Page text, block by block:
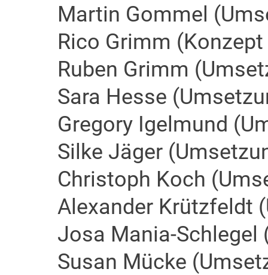
Martin Gommel
Rico Grimm
Ruben Grimm
Sara Hesse
Gregory Igelmund
Silke Jäger
Christoph Koch
Alexander Krützfeldt
Josa Mania-Schlegel
Susan Mücke